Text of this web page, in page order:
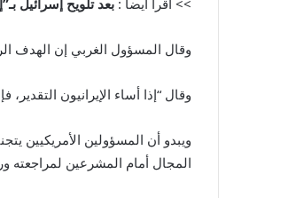
>> اقرأ أيضا : بعد تلويح إسرائيل
وقال المسؤول الغربي إن الهدف
وقال “إذا أساء الإيرانيون
ويبدو أن المسؤولين الأمريكيين
المجال أمام المشرعين لمراجعته